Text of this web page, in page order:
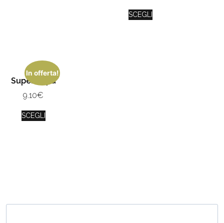
SCEGLI
In offerta!
Super Papà
9.10€
SCEGLI